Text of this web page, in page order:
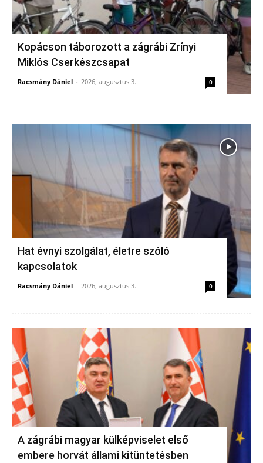
Kopácson táborozott a zágrábi Zrínyi
Miklós Cserkészcsapat
Racsmány Dániel - 2026, augusztus 3. 0
Hat évnyi szolgálat, életre szóló
kapcsolatok
Racsmány Dániel - 2026, augusztus 3. 0
A zágrábi magyar külképviselet első
embere horvát állami kitüntetésben